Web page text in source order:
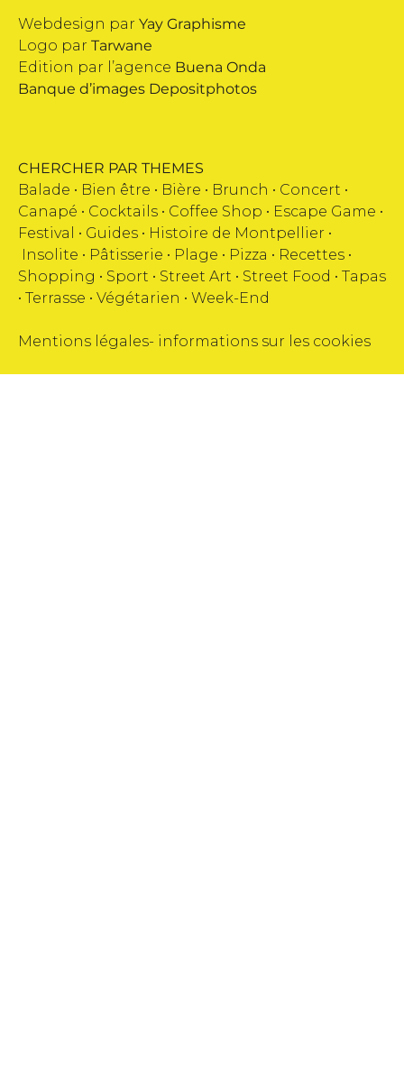
Webdesign par Yay Graphisme
Logo par Tarwane
Edition par l’agence Buena Onda
Banque d’images Depositphotos
CHERCHER PAR THEMES
Balade • Bien être • Bière • Brunch • Concert •
Canapé • Cocktails • Coffee Shop • Escape Game •
Festival
• Guides • Histoire de Montpellier •
Insolite • Pâtisserie • Plage • Pizza • Recettes •
Shopping • Sport • Street Art • Street Food • Tapas
• Terrasse • Végétarien • Week-End
Mentions légales- informations sur les cookies